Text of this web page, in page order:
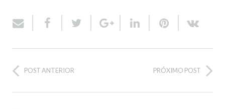
POST ANTERIOR PRÓXIMO POST